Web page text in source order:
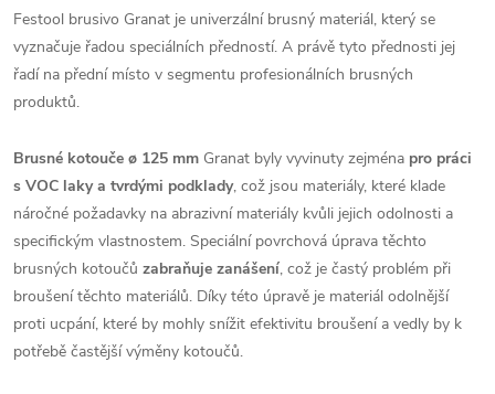
Festool brusivo Granat je univerzální brusný materiál, který se
vyznačuje řadou speciálních předností. A právě tyto přednosti jej
řadí na přední místo v segmentu profesionálních brusných
produktů.
Brusné kotouče ø 125 mm Granat byly vyvinuty zejména pro práci
s VOC laky a tvrdými podklady, což jsou materiály, které klade
náročné požadavky na abrazivní materiály kvůli jejich odolnosti a
specifickým vlastnostem. Speciální povrchová úprava těchto
brusných kotoučů zabraňuje zanášení, což je častý problém při
broušení těchto materiálů. Díky této úpravě je materiál odolnější
proti ucpání, které by mohly snížit efektivitu broušení a vedly by k
potřebě častější výměny kotoučů.